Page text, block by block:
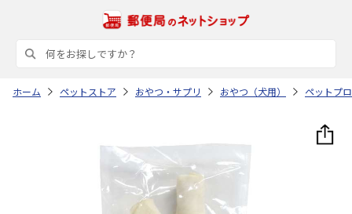
ホーム ペットストア おやつ・サプリ おやつ（犬用） ペットプ